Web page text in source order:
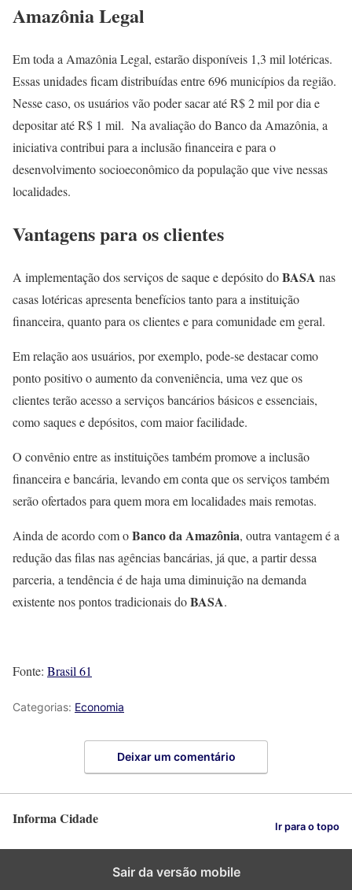
Amazônia Legal
Em toda a Amazônia Legal, estarão disponíveis 1,3 mil lotéricas.
Essas unidades ficam distribuídas entre 696 municípios da região.
Nesse caso, os usuários vão poder sacar até R$ 2 mil por dia e
depositar até R$ 1 mil. Na avaliação do Banco da Amazônia, a
iniciativa contribui para a inclusão financeira e para o
desenvolvimento socioeconômico da população que vive nessas
localidades.
Vantagens para os clientes
A implementação dos serviços de saque e depósito doBASA nas
casas lotéricas apresenta benefícios tanto para a instituição
financeira, quanto para os clientes e para comunidade em geral.
Em relação aos usuários, por exemplo, pode-se destacar como
ponto positivo o aumento da conveniência, uma vez que os
clientes terão acesso a serviços bancários básicos e essenciais,
como saques e depósitos, com maior facilidade.
O convênio entre as instituições também promove a inclusão
financeira e bancária, levando em conta que os serviços também
serão ofertados para quem mora em localidades mais remotas.
Ainda de acordo com oBanco da Amazônia, outra vantagem é a
redução das filas nas agências bancárias, já que, a partir dessa
parceria, a tendência é de haja uma diminuição na demanda
existente nos pontos tradicionais doBASA.
Fonte: Brasil 61
Categorias: Economia
Deixar um comentário
Informa Cidade Ir para o topo
Sair da versão mobile